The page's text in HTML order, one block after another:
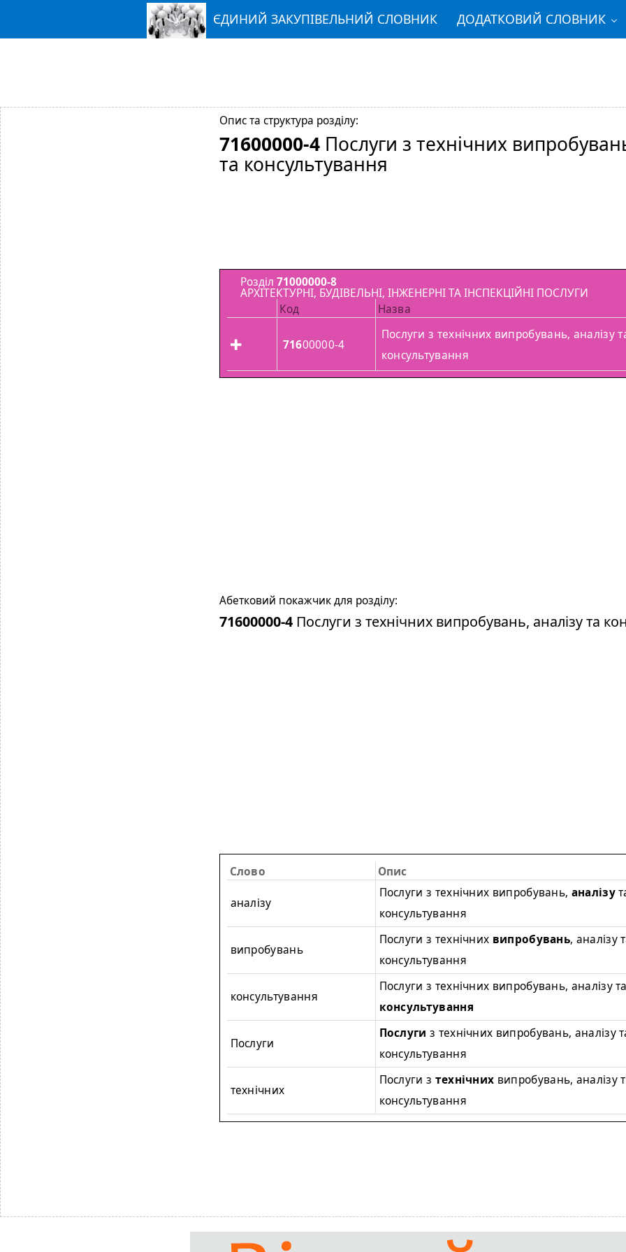
ЄДИНИЙ ЗАКУПІВЕЛЬНИЙ СЛОВНИК ДОДАТКОВИЙ СЛОВНИК
Опис та структура розділу:
71600000-4Послуги з технічних
та консультування
Розділ71000000-8
АРХІТЕКТУРНІ, БУДІВЕЛЬНІ, ІНЖЕНЕРНІ ТА ІНСПЕКЦІЙНІ ПОСЛУГИ
Код
Назва
71600000-4
Послуги з технічних випробувань, аналізу
консультування
Абетковий покажчик для розділу:
71600000-4Послуги з технічних випробувань, аналізу та
Слово Опис
аналізу
Послуги з технічних випробувань, аналізу
консультування
випробувань
Послуги з технічних випробувань, аналізу
консультування
консультування
Послуги з технічних випробувань, аналізу
консультування
Послуги
Послуги з технічних випробувань, аналізу
консультування
технічних
Послуги з технічних випробувань, аналізу
консультування